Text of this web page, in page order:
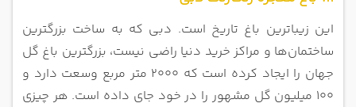
این زیباترین باغ تاریخ است. دبی که به ساخت بزرگترین
ساختمان‌ها و مراکز خرید دنیا راضی نیست، بزرگترین باغ گل
جهان را ایجاد کرده است که 2000 متر مربع وسعت دارد و
100 میلیون گل مشهور را در خود جای داده است. هر چیزی